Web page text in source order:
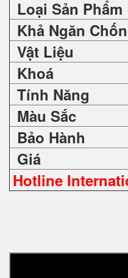
Loại Sản Phẩm
Khả Ngăn
Vật Liệu
Khoá
Tính Năng
Màu Sắc
Bảo Hành
Giá
Hotline